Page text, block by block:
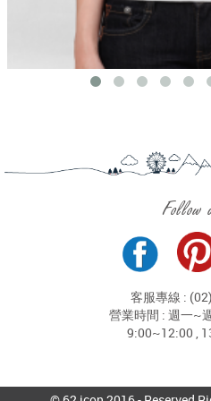
Follow
客服專線 :
營業時間 : 週一~
9:00~12:00 ,